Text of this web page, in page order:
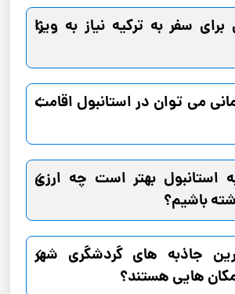
برای سفر به ترکیه نیاز به ویزا
می توان در استانبول اقامت
استانبول بهتر است چه ارزی
باشیم؟
جاذبه های گردشگری شهر
هایی هستند؟